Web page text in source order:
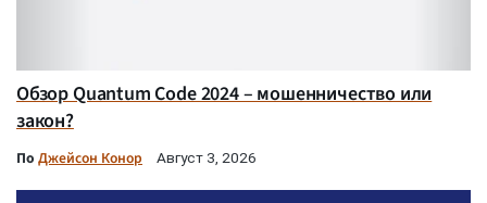
Обзор Quantum Code 2024 – мошенничество или
закон?
По Джейсон Конор Август 3, 2026